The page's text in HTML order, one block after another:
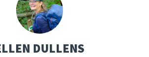
DULLENS